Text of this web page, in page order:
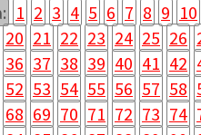
1 2 3 4 5 6 7 8 9 10
20 21 22 23 24 25 26
36 37 38 39 40 41 42
52 53 54 55 56 57 58
68 69 70 71 72 73 74